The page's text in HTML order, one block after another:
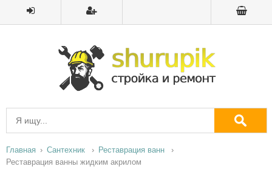
Главная Сантехник
Реставрация ванн
Реставрация ванны жидким акрилом